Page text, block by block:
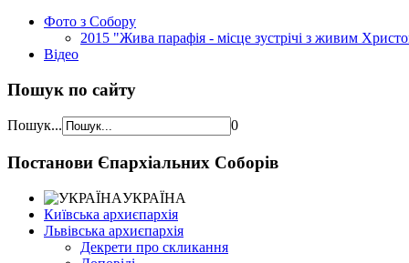
Фото з Собору
2015 "Жива парафія - місце зустрічі з живим
Відео
Пошук по сайту
Пошук... 0
Постанови Єпархіальних Соборів
УКРАЇНА
Київська архиєпархія
Львівська архиєпархія
Декрети про скликання